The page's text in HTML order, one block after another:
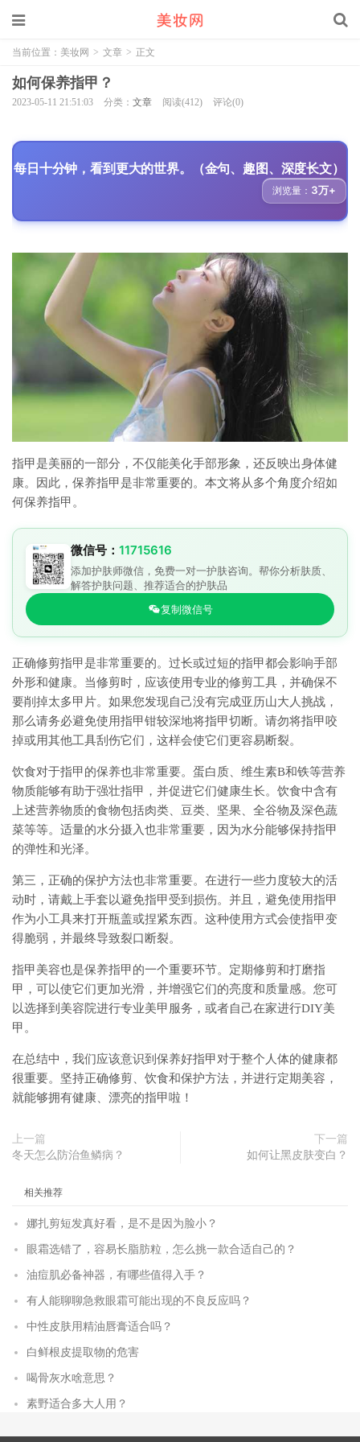
当前位置： 美妆网 > 文章 > 正文
如何保养指甲？
2023-05-11 21:51:03 分类： 文章 阅读(412) 评论(0)
每日十分钟，看到更大的世界。（金句、趣图、深度长文）
浏览量： 3万+
指甲是美丽的一部分，不仅能美化手部形象，还反映出身体健
康。因此，保养指甲是非常重要的。本文将从多个角度介绍如
何保养指甲。
微信号： 11715616
添加护肤师微信，免费一对一护肤咨询。帮你分析肤质、
解答护肤问题、推荐适合的护肤品
复制微信号
正确修剪指甲是非常重要的。过长或过短的指甲都会影响手部
外形和健康。当修剪时，应该使用专业的修剪工具，并确保不
要削掉太多甲片。如果您发现自己没有完成亚历山大人挑战，
那么请务必避免使用指甲钳较深地将指甲切断。请勿将指甲咬
掉或用其他工具刮伤它们，这样会使它们更容易断裂。
饮食对于指甲的保养也非常重要。蛋白质、维生素B和铁等营养
物质能够有助于强壮指甲，并促进它们健康生长。饮食中含有
上述营养物质的食物包括肉类、豆类、坚果、全谷物及深色蔬
菜等等。适量的水分摄入也非常重要，因为水分能够保持指甲
的弹性和光泽。
第三，正确的保护方法也非常重要。在进行一些力度较大的活
动时，请戴上手套以避免指甲受到损伤。并且，避免使用指甲
作为小工具来打开瓶盖或捏紧东西。这种使用方式会使指甲变
得脆弱，并最终导致裂口断裂。
指甲美容也是保养指甲的一个重要环节。定期修剪和打磨指
甲，可以使它们更加光滑，并增强它们的亮度和质量感。您可
以选择到美容院进行专业美甲服务，或者自己在家进行DIY美
甲。
在总结中，我们应该意识到保养好指甲对于整个人体的健康都
很重要。坚持正确修剪、饮食和保护方法，并进行定期美容，
就能够拥有健康、漂亮的指甲啦！
上一篇
冬天怎么防治鱼鳞病？
下一篇
如何让黑皮肤变白？
相关推荐
娜扎剪短发真好看，是不是因为脸小？
眼霜选错了，容易长脂肪粒，怎么挑一款合适自己的？
油痘肌必备神器，有哪些值得入手？
有人能聊聊急救眼霜可能出现的不良反应吗？
中性皮肤用精油唇膏适合吗？
白鲜根皮提取物的危害
喝骨灰水啥意思？
素野适合多大人用？